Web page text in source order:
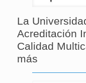
La
Acreditación
Calidad
más